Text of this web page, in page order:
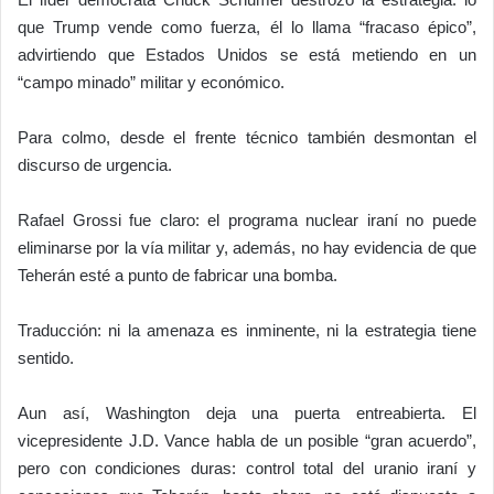
que Trump vende como fuerza, él lo llama “fracaso épico”,
advirtiendo que Estados Unidos se está metiendo en un
“campo minado” militar y económico.
Para colmo, desde el frente técnico también desmontan el
discurso de urgencia.
Rafael Grossifue claro: el programa nuclear iraní no puede
eliminarse por la vía militar y, además, no hay evidencia de que
Teherán esté a punto de fabricar una bomba.
Traducción: ni la amenaza es inminente, ni la estrategia tiene
sentido.
Aun así, Washington deja una puerta entreabierta. El
vicepresidente J.D. Vance habla de un posible “gran acuerdo”,
pero con condiciones duras: control total del uranio iraní y